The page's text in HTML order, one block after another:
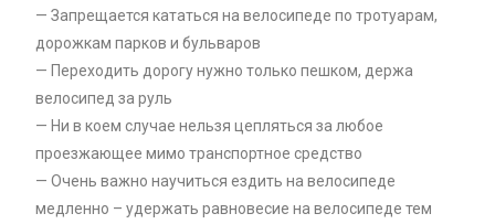
— Запрещается кататься на велосипеде по тротуарам,
дорожкам парков и бульваров
— Переходить дорогу нужно только пешком, держа
велосипед за руль
— Ни в коем случае нельзя цепляться за любое
проезжающее мимо транспортное средство
— Очень важно научиться ездить на велосипеде
медленно – удержать равновесие на велосипеде тем